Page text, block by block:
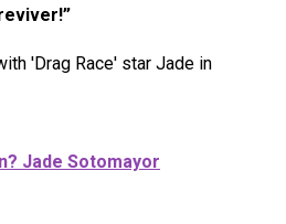
Jade Sotomayor